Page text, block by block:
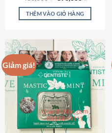
hạng5.00
5 sao là:
480,000 ₫.
tại
THÊM VÀO GIỎ HÀNG
Giảm giá!